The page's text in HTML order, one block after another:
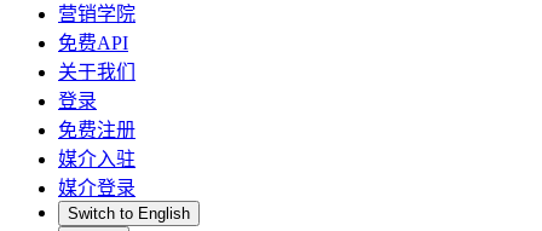
营销学院
免费API
关于我们
登录
免费注册
媒介入驻
媒介登录
Switch to English